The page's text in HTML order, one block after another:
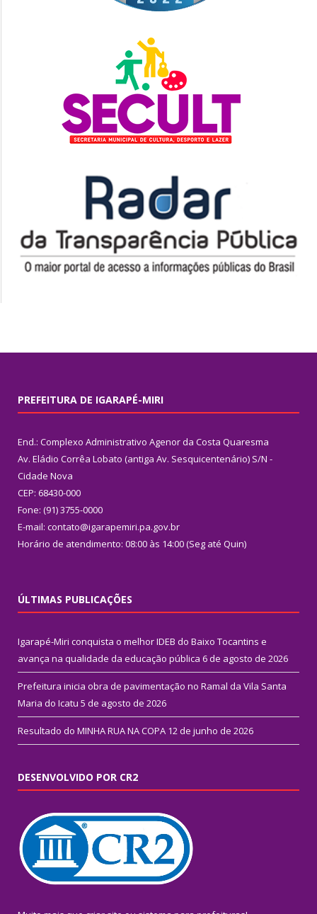
PREFEITURA DE IGARAPÉ-MIRI
End.: Complexo Administrativo Agenor da Costa Quaresma
Av. Eládio Corrêa Lobato (antiga Av. Sesquicentenário) S/N -
Cidade Nova
CEP: 68430-000
Fone: (91) 3755-0000
E-mail: contato@igarapemiri.pa.gov.br
Horário de atendimento: 08:00 às 14:00 (Seg até Quin)
ÚLTIMAS PUBLICAÇÕES
Igarapé-Miri conquista o melhor IDEB do Baixo Tocantins e
avança na qualidade da educação pública 6 de agosto de 2026
Prefeitura inicia obra de pavimentação no Ramal da Vila Santa
Maria do Icatu 5 de agosto de 2026
Resultado do MINHA RUA NA COPA 12 de junho de 2026
DESENVOLVIDO POR CR2